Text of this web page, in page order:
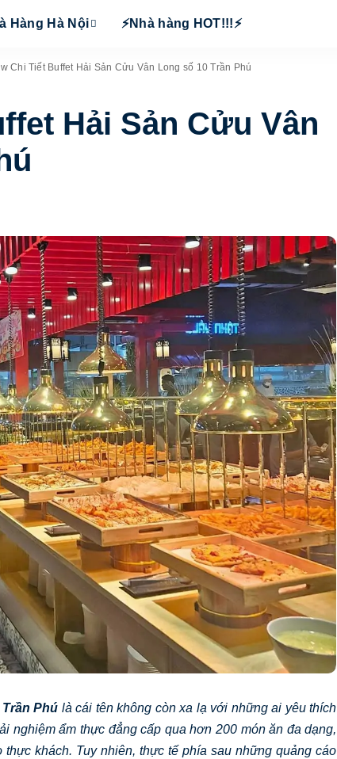
Hàng Hà Nội ⚡Nhà hàng HOT!!!⚡
Chi Tiết Buffet Hải Sản Cửu Vân Long số 10 Trần Phú
Hải Sản Cửu Vân
Phú là cái tên không còn xa lạ với những ai yêu thích
nghiệm ẩm thực đẳng cấp qua hơn 200 món ăn đa dạng,
khách. Tuy nhiên, thực tế phía sau những quảng cáo